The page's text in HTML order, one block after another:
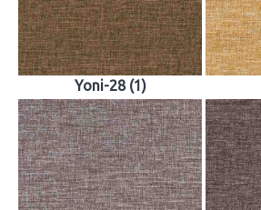
Yoni-28 (1)